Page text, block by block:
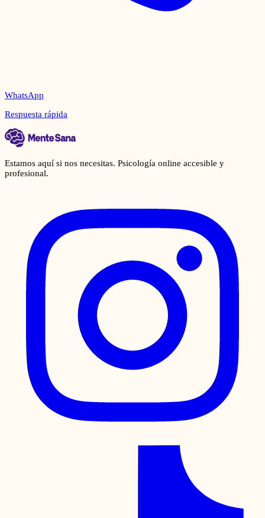
WhatsApp
Respuesta rápida
Estamos aquí si nos necesitas. Psicología online accesible y
profesional.